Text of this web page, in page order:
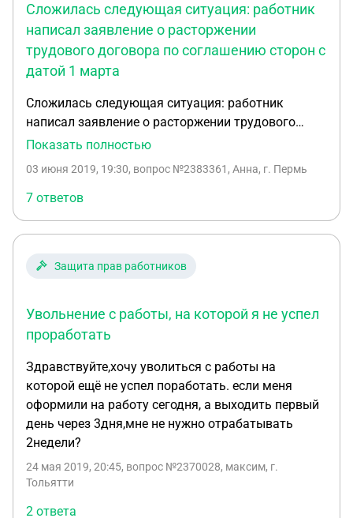
обратно,проживание, суточные и стоимость цикла
обучения) Дата заключения трудового договора
01.10.17 Так вот возник вопрос- с какого момента
идёт отсчёт времени этих 3х лет работы. Со дня
учебе(14.06.16)или со дня заключения трудового
договора? (01.10.17)
Сложилась следующая ситуация: работник
написал заявление о расторжении
трудового договора по соглашению сторон с
датой 1 марта
Сложилась следующая ситуация: работник
написал заявление о расторжении трудового
договора по соглашению сторон с датой 1 марта.
соглашение о расторжении трудового договора
от 1 марта, но в тексте самого соглашения
допущена техническая ошибка, что стороны
расторгают договор 28 февраля, издан приказ об
1 марта. Работник подал в суд о признании
соглашению сторон и восстановлении на работе в
прежней должности. Вопрос: каким образом
свою волю изъявил написав заявление об
увольнении 1 марта и приказ об увольнении
также 1 марта. Ведь тк рф не прописано
обязательное заключение соглашения о
расторжении тр договора. А сказано расторжение
по соглашению сторон.
Показать полностью
03 июня 2019, 19:30, вопрос №2383361, Анна, г. Пермь
7 ответов
Защита прав работников
Увольнение с работы, на которой я не успел
проработать
Здравствуйте,хочу уволиться с работы на
которой ещё не успел поработать. если меня
оформили на работу сегодня, а выходить первый
день через 3дня,мне не нужно отрабатывать
2недели?
24 мая 2019, 20:45, вопрос №2370028, максим, г.
Тольятти
2 ответа